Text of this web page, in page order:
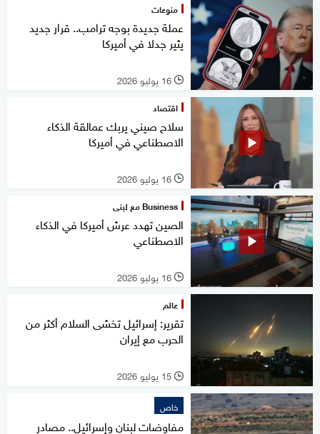
منوعات
عملة جديدة بوجه ترامب.. قرار جديد
يثير جدلا في أميركا
l 16 يوليو 2026
اقتصاد
سلاح صيني يربك عمالقة الذكاء
الاصطناعي في أميركا
l 16 يوليو 2026
Business مع لبنى
الصين تهدد عرش أميركا في الذكاء
الاصطناعي
l 16 يوليو 2026
عالم
تقرير: إسرائيل تخشى السلام أكثر من
الحرب مع إيران
l 15 يوليو 2026
خاص
مفاوضات لبنان وإسرائيل.. مصادر